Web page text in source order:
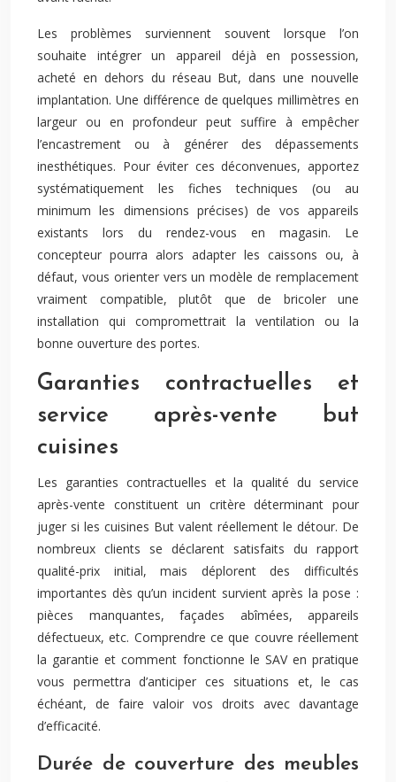
Les problèmes surviennent souvent lorsque l’on
souhaite intégrer un appareil déjà en possession,
acheté en dehors du réseau But, dans une nouvelle
implantation. Une différence de quelques millimètres en
largeur ou en profondeur peut suffire à empêcher
l’encastrement ou à générer des dépassements
inesthétiques. Pour éviter ces déconvenues, apportez
systématiquement les fiches techniques (ou au
minimum les dimensions précises) de vos appareils
existants lors du rendez-vous en magasin. Le
concepteur pourra alors adapter les caissons ou, à
défaut, vous orienter vers un modèle de remplacement
vraiment compatible, plutôt que de bricoler une
installation qui compromettrait la ventilation ou la
bonne ouverture des portes.
Garanties contractuelles et
service après-vente but
cuisines
Les garanties contractuelles et la qualité du service
après-vente constituent un critère déterminant pour
juger si les cuisines But valent réellement le détour. De
nombreux clients se déclarent satisfaits du rapport
qualité-prix initial, mais déplorent des difficultés
importantes dès qu’un incident survient après la pose :
pièces manquantes, façades abîmées, appareils
défectueux, etc. Comprendre ce que couvre réellement
la garantie et comment fonctionne le SAV en pratique
vous permettra d’anticiper ces situations et, le cas
échéant, de faire valoir vos droits avec davantage
d’efficacité.
Durée de couverture des meubles